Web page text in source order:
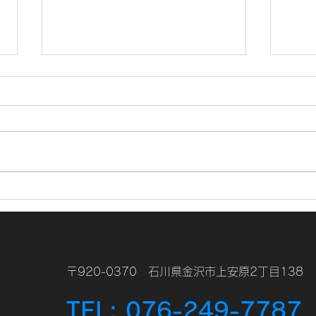
新年あけましておめでとうご
年末
〒920-0370 石川県金沢市上安原2丁目138
TEL: 076-249-7787